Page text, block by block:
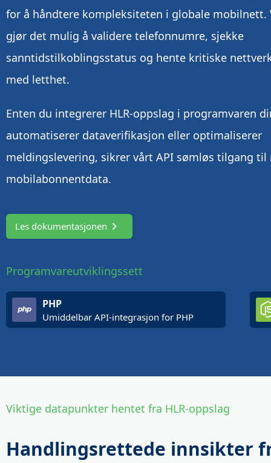
for å håndtere kompleksiteten i globale mobilnett.
gjør det mulig å validere telefonnumre, sjekke
sanntidstilkoblingsstatus og hente kritiske
med letthet.
Enten du integrerer HLR-oppslag i programvaren
automatiserer dataverifikasjon eller optimaliserer
meldingslevering, sikrer vårt API sømløs tilgang til
mobilabonnentdata.
Les dokumentasjonen
Programvareutviklingssett
PHP
Umiddelbar API-integrasjon for PHP
Viktige datapunkter hentet fra HLR-oppslag
Handlingsrettede innsikter